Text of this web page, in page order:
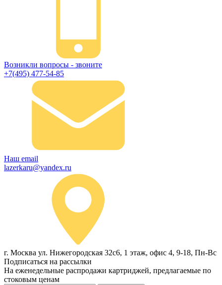
Возникли вопросы - звоните
+7(495) 477-54-85
Наш email
lazerkaru@yandex.ru
г. Москва ул. Нижегородская 32с6, 1 этаж, офис 4, 9-18, Пн-Вс
Подписаться на рассылки
На еженедельные распродажи картриджей, предлагаемые по
стоковым ценам